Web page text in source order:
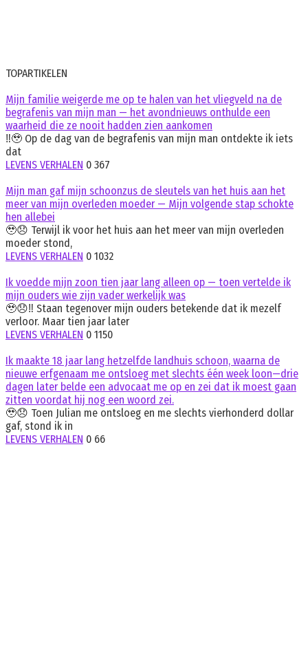
TOPARTIKELEN
Mijn familie weigerde me op te halen van het vliegveld na de
begrafenis van mijn man — het avondnieuws onthulde een
waarheid die ze nooit hadden zien aankomen
‼️🥹 Op de dag van de begrafenis van mijn man ontdekte ik iets
dat
LEVENS VERHALEN 0 367
Mijn man gaf mijn schoonzus de sleutels van het huis aan het
meer van mijn overleden moeder — Mijn volgende stap schokte
hen allebei
🥹😞 Terwijl ik voor het huis aan het meer van mijn overleden
moeder stond,
LEVENS VERHALEN 0 1032
Ik voedde mijn zoon tien jaar lang alleen op — toen vertelde ik
mijn ouders wie zijn vader werkelijk was
🥹😞‼️ Staan tegenover mijn ouders betekende dat ik mezelf
verloor. Maar tien jaar later
LEVENS VERHALEN 0 1150
Ik maakte 18 jaar lang hetzelfde landhuis schoon, waarna de
nieuwe erfgenaam me ontsloeg met slechts één week loon—drie
dagen later belde een advocaat me op en zei dat ik moest gaan
zitten voordat hij nog een woord zei.
🥹😞 Toen Julian me ontsloeg en me slechts vierhonderd dollar
gaf, stond ik in
LEVENS VERHALEN 0 66